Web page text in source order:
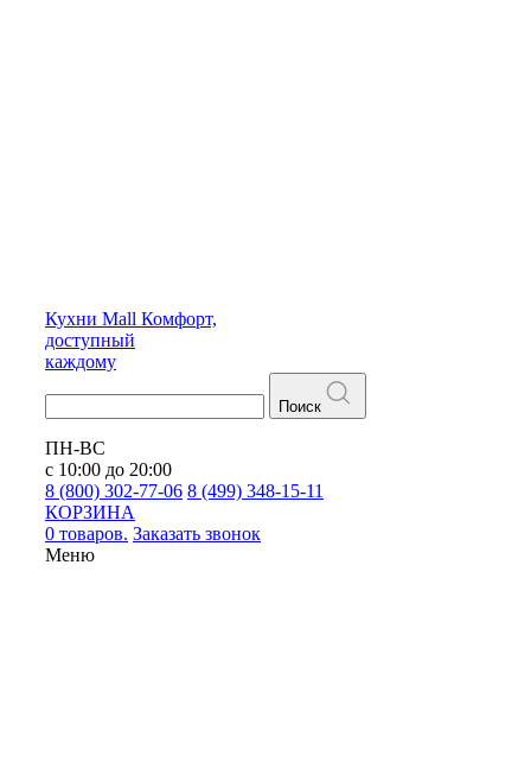
Кухни Mall Комфорт,
доступный
каждому
Поиск
ПН-ВС
с 10:00 до 20:00
8 (800) 302-77-06 8 (499) 348-15-11
КОРЗИНА
0 товаров. Заказать звонок
Меню